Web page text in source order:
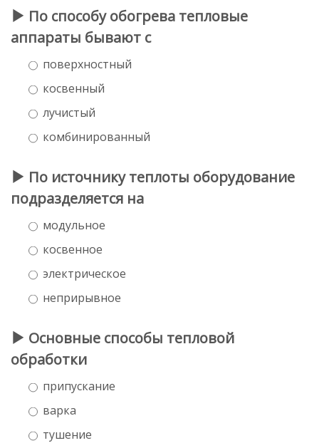
По способу обогрева тепловые
аппараты бывают с
поверхностный
косвенный
лучистый
комбинированный
По источнику теплоты оборудование
подразделяется на
модульное
косвенное
электрическое
неприрывное
Основные способы тепловой
обработки
припускание
варка
тушение